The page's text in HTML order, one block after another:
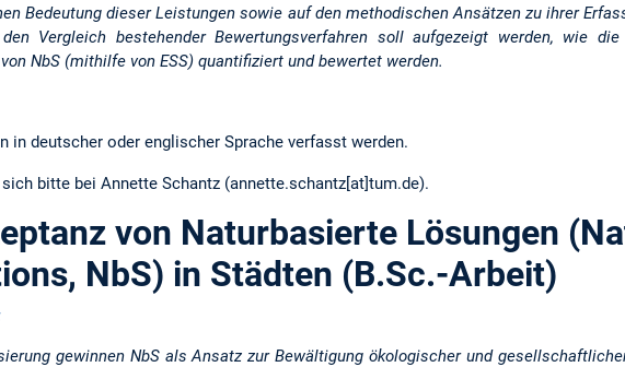
Bedeutung dieser Leistungen sowie auf den methodischen Ansätzen zu ihrer
Vergleich bestehender Bewertungsverfahren soll aufgezeigt werden, wie
NbS (mithilfe von ESS) quantifiziert und bewertet werden.
in deutscher oder englischer Sprache verfasst werden.
bitte bei Annette Schantz (annette.schantz[at]tum.de).
von Naturbasierte Lösungen
NbS) in Städten (B.Sc.-Arbeit)
gewinnen NbS als Ansatz zur Bewältigung ökologischer und